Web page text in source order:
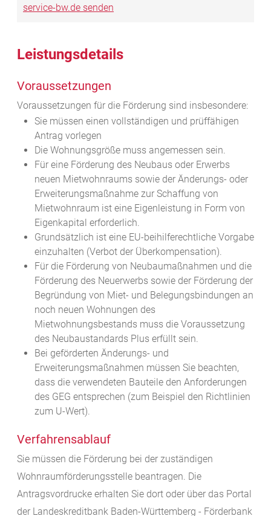
service-bw.de senden
Leistungsdetails
Voraussetzungen
Voraussetzungen für die Förderung sind insbesondere:
Sie müssen einen vollständigen und prüffähigen
Antrag vorlegen
Die Wohnungsgröße muss angemessen sein.
Für eine Förderung des Neubaus oder Erwerbs
neuen Mietwohnraums sowie der Änderungs- oder
Erweiterungsmaßnahme zur Schaffung von
Mietwohnraum ist eine Eigenleistung in Form von
Eigenkapital erforderlich.
Grundsätzlich ist eine EU-beihilferechtliche Vorgabe
einzuhalten (Verbot der Überkompensation).
Für die Förderung von Neubaumaßnahmen und die
Förderung des Neuerwerbs sowie der Förderung der
Begründung von Miet- und Belegungsbindungen an
noch neuen Wohnungen des
Mietwohnungsbestands muss die Voraussetzung
des Neubaustandards Plus erfüllt sein.
Bei geförderten Änderungs- und
Erweiterungsmaßnahmen müssen Sie beachten,
dass die verwendeten Bauteile den Anforderungen
des GEG entsprechen (zum Beispiel den Richtlinien
zum U-Wert).
Verfahrensablauf
Sie müssen die Förderung bei der zuständigen
Wohnraumförderungsstelle beantragen. Die
Antragsvordrucke erhalten Sie dort oder über das Portal
der Landeskreditbank Baden-Württemberg - Förderbank